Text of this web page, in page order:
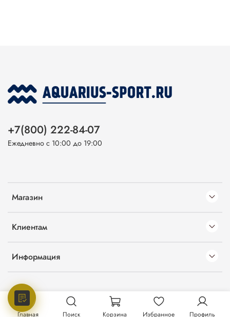
Магазин
Клиентам
Информация
+7(800) 222-84-07
Ежедневно с 10:00 до 19:00
Главная Поиск Корзина Избранное Профиль